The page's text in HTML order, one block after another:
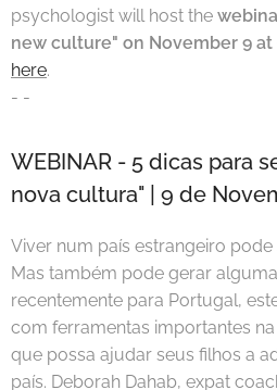
psychologist will host the
new culture" on November 9 at
here.
- -
WEBINAR - 5 dicas para
nova cultura" | 9 de
Viver num país estrangeiro
Mas também pode gerar
recentemente para Portugal,
com ferramentas importantes
que possa ajudar seus filhos a
país. Deborah Dahab, expat